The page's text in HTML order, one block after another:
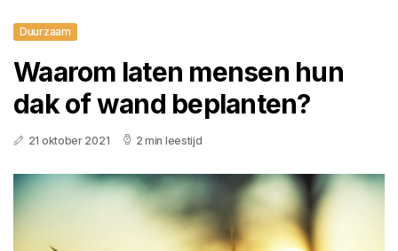
Duurzaam
Waarom laten mensen hun
dak of wand beplanten?
21 oktober 2021 2 min leestijd